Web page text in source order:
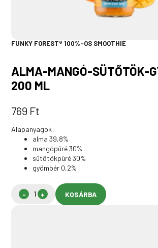
FUNKY FOREST® 100%-OS SMOOTHIE
ALMA-MANGÓ-SÜTŐTÖK-
200 ML
769 Ft
Alapanyagok:
alma 39,8%
mangópüré 30%
sütőtökpüré 30%
gyömbér 0,2%
KOSÁRBA